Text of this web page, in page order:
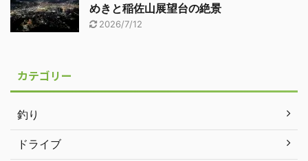
めきと稲佐山展望台の絶景
2026/7/12
カテゴリー
釣り
ドライブ